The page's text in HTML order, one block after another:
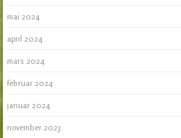
mai 2024
april 2024
mars 2024
februar 2024
januar 2024
november 2023